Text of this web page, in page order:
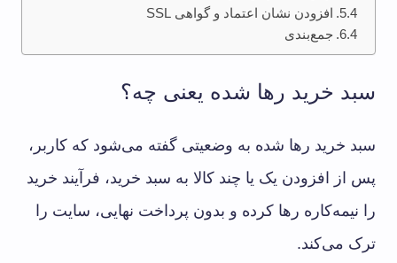
افزودن نشان اعتماد و گواهی SSL
جمع‌بندی
سبد خرید رها شده یعنی چه؟
سبد خرید رها شده به وضعیتی گفته می‌شود که کاربر،
پس از افزودن یک یا چند کالا به سبد خرید، فرآیند خرید
را نیمه‌کاره رها کرده و بدون پرداخت نهایی، سایت را
ترک می‌کند.